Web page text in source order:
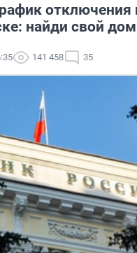
отключения
найди свой дом
141 458 35